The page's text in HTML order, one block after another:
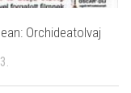
Orchideatolvaj